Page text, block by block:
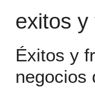
exitos y
Éxitos y
negocios